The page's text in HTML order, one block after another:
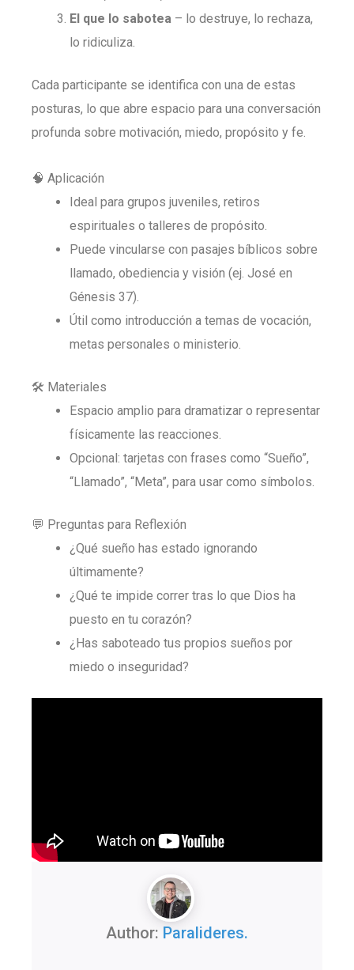
El que lo sabotea – lo destruye, lo rechaza,
lo ridiculiza.
Cada participante se identifica con una de estas
posturas, lo que abre espacio para una conversación
profunda sobre motivación, miedo, propósito y fe.
🧠 Aplicación
Ideal para grupos juveniles, retiros
espirituales o talleres de propósito.
Puede vincularse con pasajes bíblicos sobre
llamado, obediencia y visión (ej. José en
Génesis 37).
Útil como introducción a temas de vocación,
metas personales o ministerio.
🛠️ Materiales
Espacio amplio para dramatizar o representar
físicamente las reacciones.
Opcional: tarjetas con frases como “Sueño”,
“Llamado”, “Meta”, para usar como símbolos.
💬 Preguntas para Reflexión
¿Qué sueño has estado ignorando
últimamente?
¿Qué te impide correr tras lo que Dios ha
puesto en tu corazón?
¿Has saboteado tus propios sueños por
miedo o inseguridad?
Author: Paralideres.